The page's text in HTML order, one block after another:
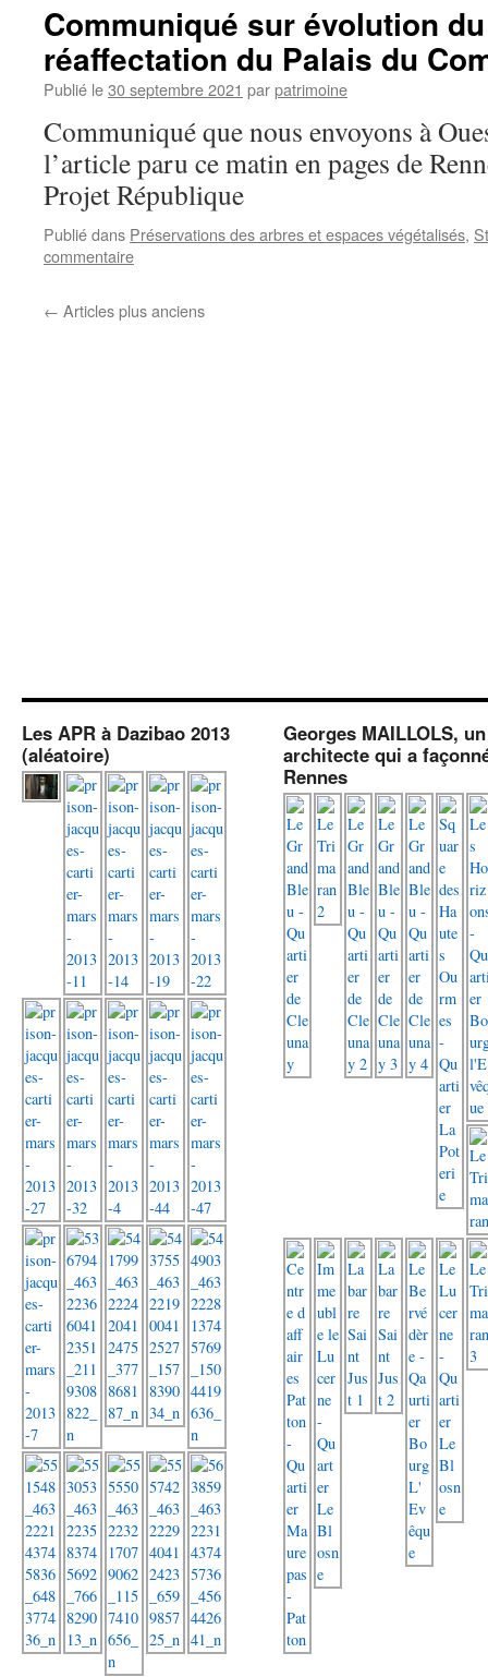
Communiqué sur évolution
réaffectation du Palais du
Publié le30 septembre 2021 parpatrimoine
Communiqué que nous envoyons à
l’article paru ce matin en pages de
Projet République
Publié dans Préservations des arbres et espaces végétalisés,
commentaire
← Articles plus anciens
Les APR à Dazibao 2013
(aléatoire)
Georges MAILLOLS, un
architecte qui a
Rennes